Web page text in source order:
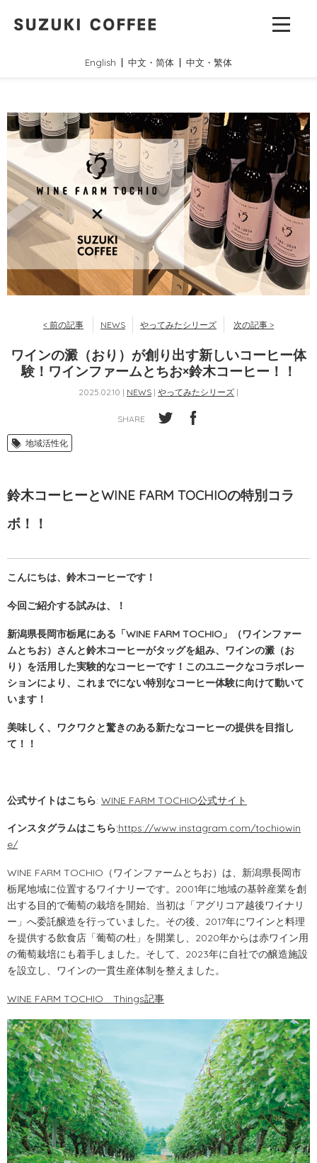
English 中文・简体 中文・繁体
< 前の記事 NEWS やってみたシリーズ 次の記事 >
ワインの澱（おり）が創り出す新しいコーヒー体
験！ワインファームとちお×鈴木コーヒー！！
2025.02.10 | NEWS | やってみたシリーズ |
SHARE
地域活性化
鈴木コーヒーとWINE FARM TOCHIOの特別コラ
ボ！！
こんにちは、鈴木コーヒーです！
今回ご紹介する試みは、！
新潟県長岡市栃尾にある「WINE FARM TOCHIO」（ワインファー
ムとちお）さんと鈴木コーヒーがタッグを組み、ワインの澱（お
り）を活用した実験的なコーヒーです！このユニークなコラボレー
ションにより、これまでにない特別なコーヒー体験に向けて動いて
います！
美味しく、ワクワクと驚きのある新たなコーヒーの提供を目指し
て！！
公式サイトはこちら: WINE FARM TOCHIO公式サイト
インスタグラムはこちら:https://www.instagram.com/tochiowin
e/
WINE FARM TOCHIO（ワインファームとちお）は、新潟県長岡市
栃尾地域に位置するワイナリーです。2001年に地域の基幹産業を創
出する目的で葡萄の栽培を開始、当初は「アグリコア越後ワイナリ
ー」へ委託醸造を行っていました。その後、2017年にワインと料理
を提供する飲食店「葡萄の杜」を開業し、2020年からは赤ワイン用
の葡萄栽培にも着手しました。そして、2023年に自社での醸造施設
を設立し、ワインの一貫生産体制を整えました。
WINE FARM TOCHIO Things記事